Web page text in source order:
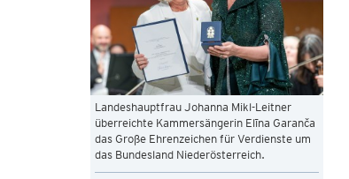
Landeshauptfrau Johanna Mikl-Leitner
überreichte Kammersängerin Elīna Garanča
das Große Ehrenzeichen für Verdienste um
das Bundesland Niederösterreich.